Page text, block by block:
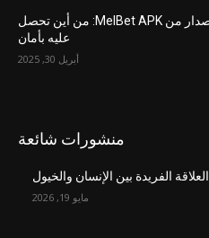
أحدث إصدار من MelBet APK: من أين تحصل
عليه بأمان
أبريل 30, 2025
منشورات شائعة
العلاقة الفريدة بين الإنسان والخيول
مايو 19, 2026